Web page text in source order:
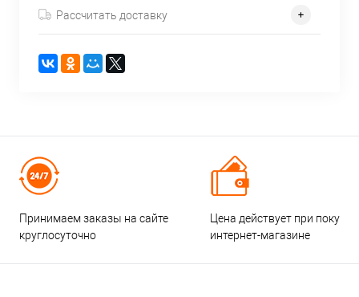
Рассчитать доставку
Принимаем заказы на сайте
круглосуточно
Цена действует при
интернет-магазине